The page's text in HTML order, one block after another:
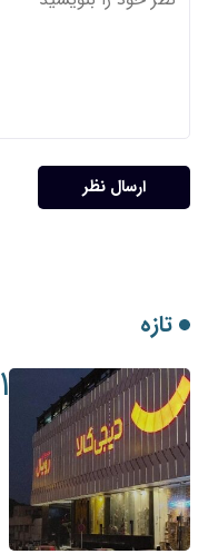
ارسال نظر
تازه
۱